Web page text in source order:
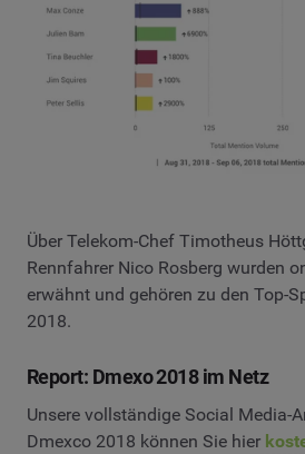
Über Telekom-Chef Timotheus
Rennfahrer Nico Rosberg wurden
erwähnt und gehören zu den Top-
2018.
Report: Dmexo 2018 im Netz
Unsere vollständige Social Media-
Dmexco 2018 können Sie hier